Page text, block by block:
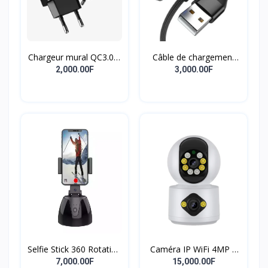
Chargeur mural QC3.0 à
charge rapide 18W,
2,000.00F
Câble de chargement
magnétique 3 en 1 à 7
chargement magnétique
puissant à Rotation de
540 degrés
3,000.00F
Selfie Stick 360 Rotation
Titulaire Robot
7,000.00F
Caméra IP WiFi 4MP à
double objectif Écran
15,000.00F